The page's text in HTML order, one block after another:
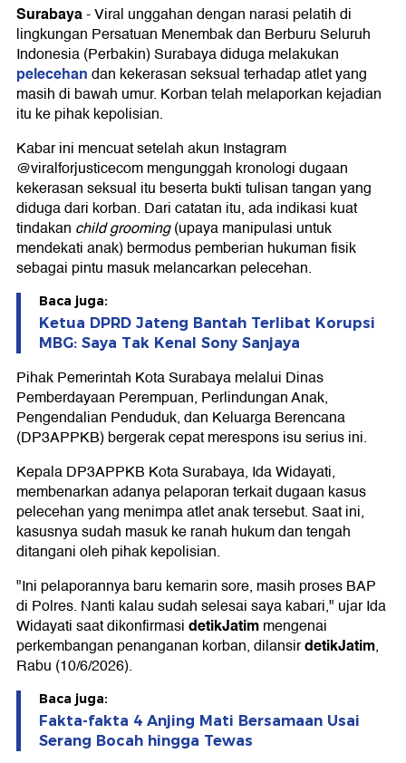
Surabaya-Viral unggahan dengan narasi pelatih di
lingkungan Persatuan Menembak dan Berburu Seluruh
Indonesia (Perbakin) Surabaya diduga melakukan
pelecehandan kekerasan seksual terhadap atlet yang
masih di bawah umur. Korban telah melaporkan kejadian
itu ke pihak kepolisian.
Kabar ini mencuat setelah akun Instagram
@viralforjusticecom mengunggah kronologi dugaan
kekerasan seksual itu beserta bukti tulisan tangan yang
diduga dari korban. Dari catatan itu, ada indikasi kuat
tindakan child grooming(upaya manipulasi untuk
mendekati anak) bermodus pemberian hukuman fisik
sebagai pintu masuk melancarkan pelecehan.
Baca juga:
Ketua DPRD Jateng Bantah Terlibat Korupsi
MBG: Saya Tak Kenal Sony Sanjaya
Pihak Pemerintah Kota Surabaya melalui Dinas
Pemberdayaan Perempuan, Perlindungan Anak,
Pengendalian Penduduk, dan Keluarga Berencana
(DP3APPKB) bergerak cepat merespons isu serius ini.
Kepala DP3APPKB Kota Surabaya, Ida Widayati,
membenarkan adanya pelaporan terkait dugaan kasus
pelecehan yang menimpa atlet anak tersebut. Saat ini,
kasusnya sudah masuk ke ranah hukum dan tengah
ditangani oleh pihak kepolisian.
"Ini pelaporannya baru kemarin sore, masih proses BAP
di Polres. Nanti kalau sudah selesai saya kabari," ujar Ida
Widayati saat dikonfirmasidetikJatimmengenai
perkembangan penanganan korban, dilansirdetikJatim,
Rabu (10/6/2026).
Baca juga:
Fakta-fakta 4 Anjing Mati Bersamaan Usai
Serang Bocah hingga Tewas